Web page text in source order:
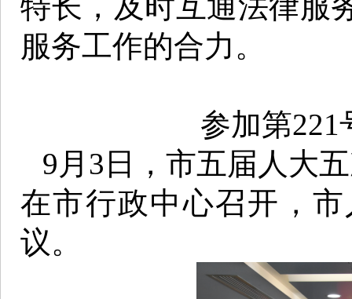
服务工作的合力。
参加第
9月3日，市五届人大
在市行政中心召开，
议。